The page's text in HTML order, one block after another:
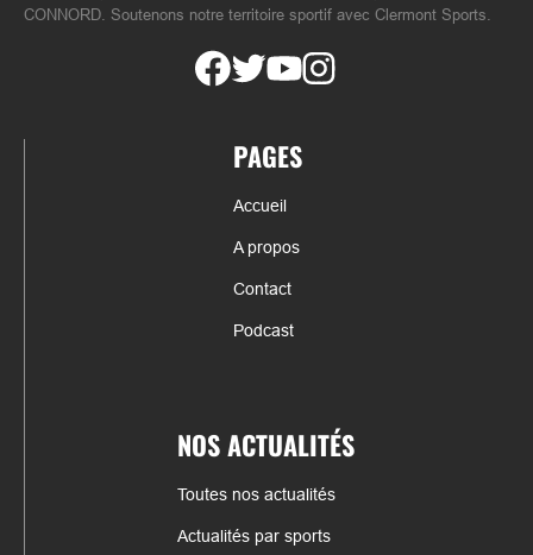
CONNORD. Soutenons notre territoire sportif avec Clermont Sports.
PAGES
Accueil
A propos
Contact
Podcast
NOS ACTUALITÉS
Toutes nos actualités
Actualités par sports